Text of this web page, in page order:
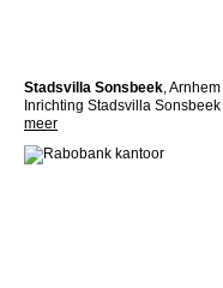
Stadsvilla Sonsbeek , Arnhem
Inrichting Stadsvilla Sonsbeek
meer